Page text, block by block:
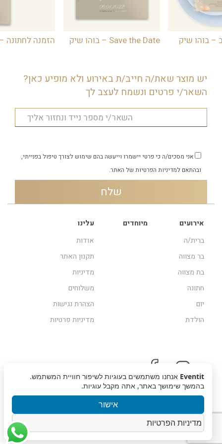
– בוהו שיק Save the Date – בוהו שיק הזמנה לחתונה
יש מוצר שאת/ה חייב/ת באירוע ולא מופיע כאן?
השאר/י פרטים ונשמח לעצב לך
אני מסכים/ה כי פרטי יישמרו וייעשה בהם שימוש לצורך טיפול בפנייתי,
ובהתאם למדיניות הפרטיות של האתר.
אירועים
ברית/ה
בר מצווה
בת מצווה
חתונה
יום
הולדת
מיוחדים
עלינו
אודות
תקנון האתר
מדיניות
משלוחים
הצהרת נגישות
מדיניות פרטיות
זכויות שמורות © 2019, Eventit | עיצוב אתר מוזי
Eventit אנחנו משתמשים בעוגיות לשיפור חוויית המשתמש.
בהמשך שימושך באתר, אתה מקבל עוגיות.
אישור
מדיניות הפרטיות